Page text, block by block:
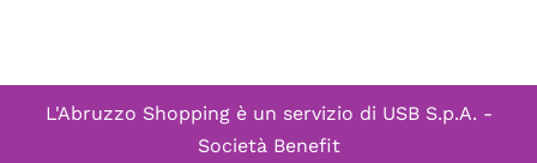
L'Abruzzo Shopping è un servizio di USB S.p.A. -
Società Benefit